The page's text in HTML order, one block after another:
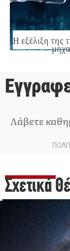
Η εξέλιξη της
Λάβετε
Σχετικά